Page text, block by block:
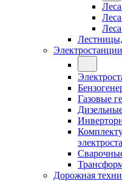
Газовые
Дорожная